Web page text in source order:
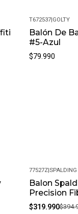
T672537|GOLTY
Balón De
#5-Azul
$79.990
-19%
77527Z|SPALDING
Balon
Precision
$319.990